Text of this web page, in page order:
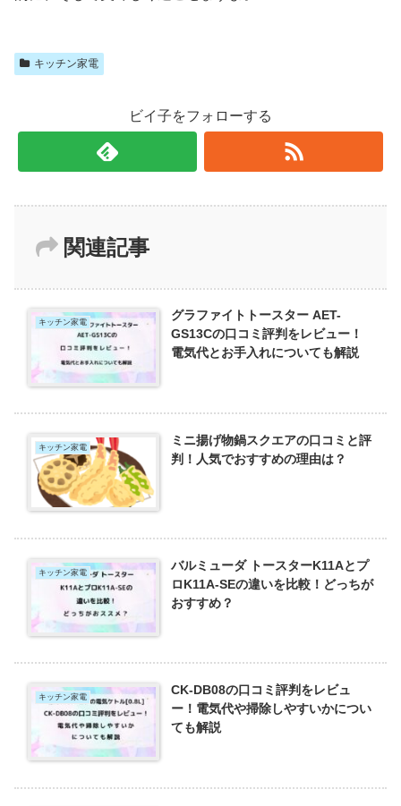
キッチン家電
ビイ子をフォローする
関連記事
キッチン家電
グラファイトトースター AET-
GS13Cの口コミ評判をレビュー！
電気代とお手入れについても解説
キッチン家電
ミニ揚げ物鍋スクエアの口コミと評
判！人気でおすすめの理由は？
キッチン家電
バルミューダ トースターK11Aとプ
ロK11A-SEの違いを比較！どっちが
おすすめ？
キッチン家電
CK-DB08の口コミ評判をレビュ
ー！電気代や掃除しやすいかについ
ても解説